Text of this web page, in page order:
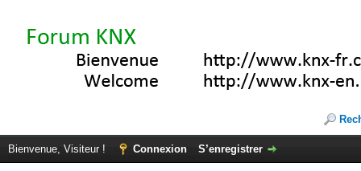
Bienvenue, Visiteur ! Connexion S’enregistrer